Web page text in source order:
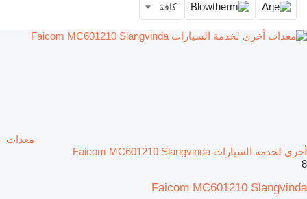
كافة
معدات
أخرى لخدمة السيارات Faicom MC601210 Slangvinda
8
Faicom MC601210 Slangvinda